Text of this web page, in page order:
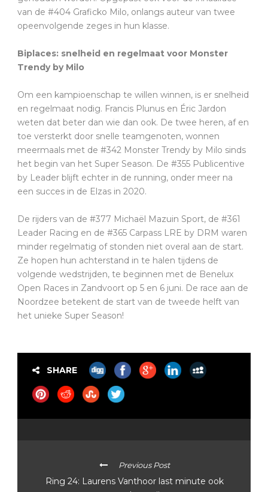
van de #404 Graficko Milo, onlangs auteur van twee
opeenvolgende zeges in hun klasse.
Biplaces: snelheid en regelmaat voor Monster
Trendy by Milo
Om een kampioenschap te willen winnen, is er snelheid
en regelmaat nodig. Francis Plunus en Éric Jardon
weten dat beter dan wie dan ook. De twee heren, af en
toe versterkt door snelle teamgenoten, wonnen
meermaals met de #342 Monster Trendy by Milo sinds
het begin van het Super Season. De #355 Publicentive
by Leader blijft echter in de running, onder meer na
een succes in de Elzas in 2020.
De rijders van de #377 Michaël Mazuin Sport, de #361
Leader Racing en de #365 Carpass LRE by DRM waren
minder regelmatig of stonden niet overal aan de start.
Ze hopen hun achterstand in te halen tijdens de
volgende wedstrijden, te beginnen met de Benelux
Open Races in Zandvoort op 5 en 6 juni. De race aan de
Noordzee betekent de start van de tweede helft van
het unieke Super Season!
SHARE
Previous Post
Ring 24: Laurens Vanthoor last minute ook